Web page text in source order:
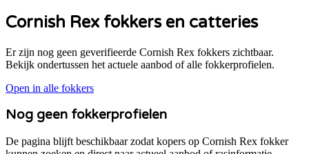
Cornish Rex fokkers en catteries
Er zijn nog geen geverifieerde Cornish Rex fokkers zichtbaar.
Bekijk ondertussen het actuele aanbod of alle fokkerprofielen.
Open in alle fokkers
Nog geen fokkerprofielen
De pagina blijft beschikbaar zodat kopers op Cornish Rex fokker